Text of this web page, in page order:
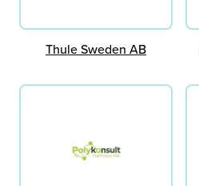
Thule Sweden AB